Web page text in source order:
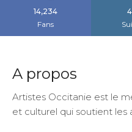
14,234
Fans
A propos
Artistes Occitanie est le
et culturel qui soutient les